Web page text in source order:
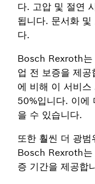
다. 고압 및 절연
됩니다. 문서화 및
다.
Bosch Rexroth는
업 전 보증을 제공
에 비해 이 서비
50%입니다. 이에
을 수 있습니다.
또한 훨씬 더 광
Bosch Rexroth는
증 기간을 제공합